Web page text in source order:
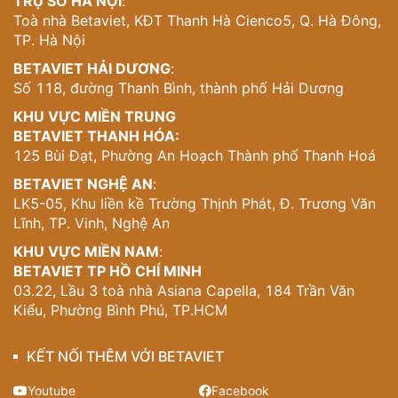
composite hiện đại không chỉ đảm bảo độ bền mà còn
cho phép tạo ra những không gian rộng lớn không cột
trụ, tối ưu hóa công năng sử dụng.
Không Gian Mở Kết Nối Thiên Nhiên
Một trong những điểm nổi bật nhất của thiết kế là cách
kiến tạo không gian sống mở, thoáng đãng. Các ban
công được thiết kế với lan can đơn giản nhưng an toàn,
tạo ra những “phòng ngoài trời” lý tưởng cho việc thư
giãn và tận hưởng khí trời Hà Nội trong lành.
Hệ thống cửa sổ lớn từ tầng 1 đến tầng 3 không chỉ đảm
bảo thông gió tự nhiên mà còn tạo ra sự liên kết thị giác
giữa các không gian trong nhà và cảnh quan bên ngoài.
Điều này đặc biệt quan trọng trong bối cảnh đô thị, nơi
mà việc duy trì kết nối với thiên nhiên trở nên càng quý
giá.
vừa đảm bảo tính riêng tư vừa tạo ra lối vào ấn tượng.
Toà nhà Betaviet, KĐT Thanh Hà Cienco5, Q. Hà Đông,
TP. Hà Nội
BETAVIET HẢI DƯƠNG:
Số 118, đường Thanh Bình, thành phố Hải Dương
KHU VỰC MIỀN TRUNG
BETAVIET THANH HÓA:
125 Bùi Đạt, Phường An Hoạch Thành phố Thanh Hoá
BETAVIET NGHỆ AN:
LK5-05, Khu liền kề Trường Thịnh Phát, Đ. Trương Văn
Lĩnh, TP. Vinh, Nghệ An
KHU VỰC MIỀN NAM:
BETAVIET TP HỒ CHÍ MINH
03.22, Lầu 3 toà nhà Asiana Capella, 184 Trần Văn
Kiểu, Phường Bình Phú, TP.HCM
KẾT NỐI THÊM VỚI BETAVIET
Youtube Facebook